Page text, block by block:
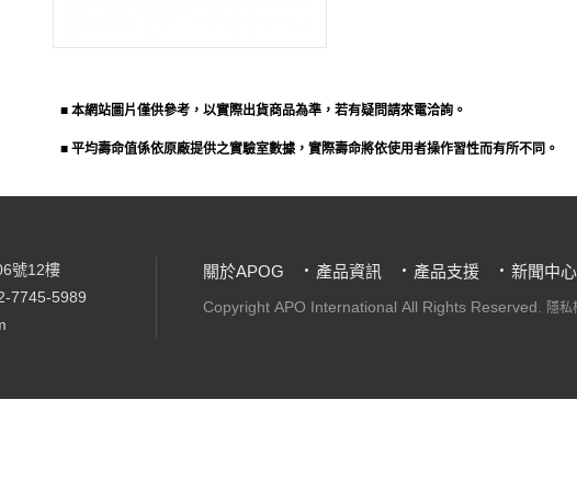
■ 本網站圖片僅供參考，以實際出貨商品為準，若有疑問請來電洽詢。
■ 平均壽命值係依原廠提供之實驗室數據，實際壽命將依使用者操作習性而有所不同。
號12樓
7745-5989
關於APOG 產品資訊 產品支援 新聞中心
Copyright APO InternationalAll Rights Reserved. 隱私